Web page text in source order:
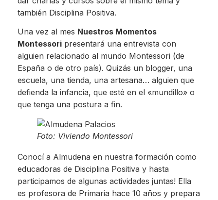
también Disciplina Positiva.
Una vez al mes Nuestros Momentos
Montessoripresentará una entrevista con
alguien relacionado al mundo Montessori (de
España o de otro país). Quizás un blogger, una
escuela, una tienda, una artesana… alguien que
defienda la infancia, que esté en el «mundillo» o
que tenga una postura a fin.
Foto: Viviendo Montessori
Conocí a Almudena en nuestra formación como
educadoras de Disciplina Positiva y hasta
participamos de algunas actividades juntas! Ella
es profesora de Primaria hace 10 años y prepara